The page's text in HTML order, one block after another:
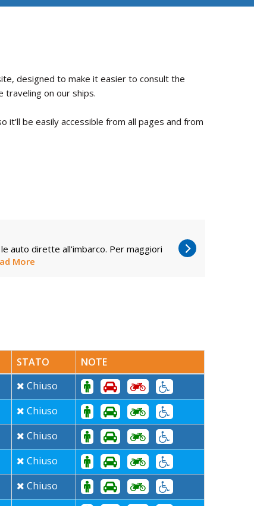
designed to make it easier to consult the
on our ships.
it'll be easily accessible from all pages and from
Caremar
auto dirette all'imbarco. Per maggiori
More
STATO
NOTE
Chiuso
Chiuso
Chiuso
Chiuso
Chiuso